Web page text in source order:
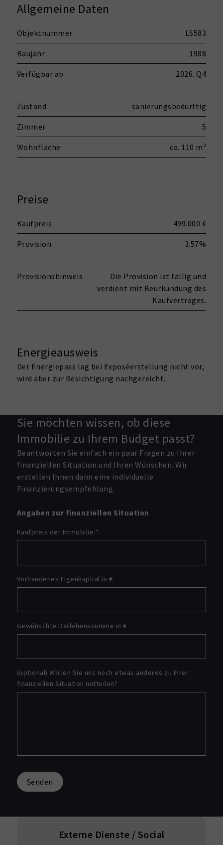
Allgemeine Daten
Objektnummer LS583
Baujahr 1988
Verfügbar ab 2026. Q4
Zustand sanierungsbedürftig
Zimmer 5
Wohnfläche ca. 110 m²
Preise
Kaufpreis 499.000 €
Provision 3.57%
Provisionshinweis
Die Provision ist fällig und
verdient mit Beurkundung des
Kaufvertrages.
Energieausweis
Der Energiepass lag bei Exposéerstellung nicht vor,
wird aber zur Besichtigung nachgereicht.
Sie möchten wissen, ob diese
Immobilie zu Ihrem Budget passt?
Beantworten Sie einfach ein paar Fragen zu Ihrer
finanziellen Situation und Ihren Wünschen. Wir
erstellen Ihnen dann eine individuelle
Finanzierungsempfehlung.
Angaben zur finanziellen Situation
Kaufpreis der Immobilie *
Vorhandenes Eigenkapital in €
Gewünschte Darlehenssumme in €
(optional) Wollen Sie uns noch etwas anderes zu Ihrer
finanziellen Situation mitteilen?
Senden
Externe Dienste / Social